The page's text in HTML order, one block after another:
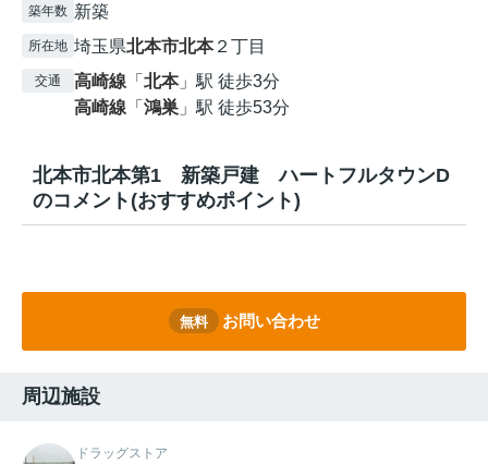
築年数 新築
所在地 埼玉県北本市北本２丁目
交通 高崎線 「 北本」駅 徒歩3分
高崎線 「 鴻巣 」駅 徒歩53分
北本市北本第1 新築戸建 ハートフルタウンD
のコメント(おすすめポイント)
無料 お問い合わせ
周辺施設
ドラッグストア